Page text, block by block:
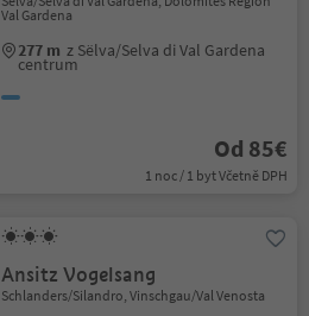
Val Gardena
277 m z Sëlva/Selva di Val Gardena
centrum
Od 85€
1 noc / 1 byt Včetně DPH
Ansitz Vogelsang
Schlanders/Silandro, Vinschgau/Val Venosta